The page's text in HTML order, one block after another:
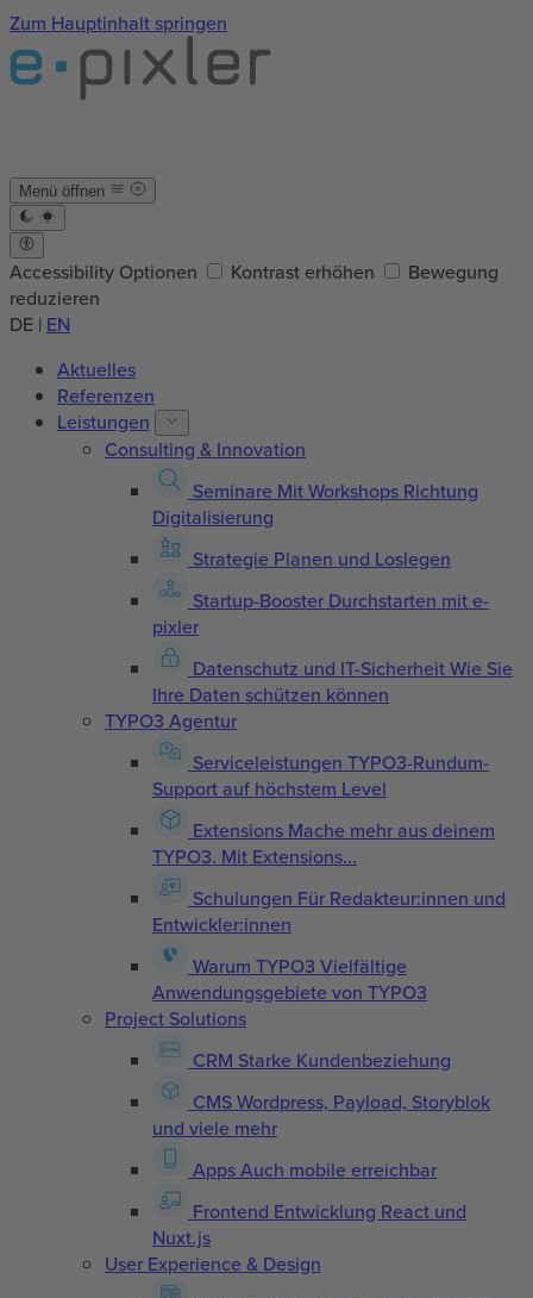
Zum Hauptinhalt springen
Menü öffnen
Accessibility Optionen Kontrast erhöhen
Bewegung
reduzieren
DE | EN
Aktuelles
Referenzen
Leistungen
Consulting & Innovation
Seminare Mit Workshops Richtung
Digitalisierung
Strategie Planen und Loslegen
Startup-Booster Durchstarten mit e-
pixler
Datenschutz und IT-SicherheitWie Sie
Ihre Daten schützen können
TYPO3 Agentur
Serviceleistungen TYPO3-Rundum-
Support auf höchstem Level
Extensions Mache mehr aus deinem
TYPO3. Mit Extensions...
Schulungen Für Redakteur:innen und
Entwickler:innen
Warum TYPO3 Vielfältige
Anwendungsgebiete von TYPO3
Project Solutions
CRM Starke Kundenbeziehung
CMSWordpress, Payload, Storyblok
und viele mehr
AppsAuch mobile erreichbar
Frontend Entwicklung React und
Nuxt.js
User Experience & Design